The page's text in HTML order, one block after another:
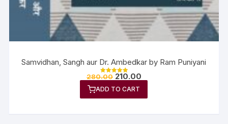
Samvidhan, Sangh aur Dr. Ambedkar by Ram Puniyani
Rated
out of 5
280.00 210.00
ADD TO CART